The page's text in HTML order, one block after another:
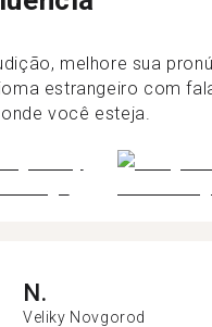
melhore sua
estrangeiro com
você esteja.
N.
Veliky Novgorod